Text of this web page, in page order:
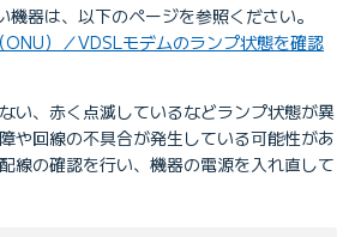
機器は、以下のページを参照ください。
ONU）／VDSLモデムのランプ状態を確認
い、赤く点滅しているなどランプ状態が異
や回線の不具合が発生している可能性があ
線の確認を行い、機器の電源を入れ直して